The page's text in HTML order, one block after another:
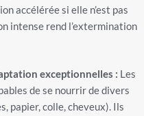
accélérée si elle n’est pas
intense rend l’extermination
exceptionnelles : Les
de se nourrir de divers
papier, colle, cheveux). Ils